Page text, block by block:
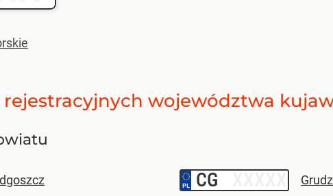
województwa
CG